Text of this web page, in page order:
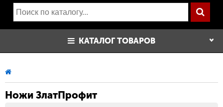
КАТАЛОГ ТОВАРОВ
Ножи ЗлатПрофит